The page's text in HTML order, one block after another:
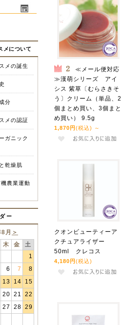
メについて
メの誕生
分
メの認証
ガニック
乾燥肌
農業運動
ー
月 ＞
木 金
土
1
6 7
8
13 14
15
20 21
22
27 28 29
≪メール便対応
≫漢萌シリーズ アイ
シス 紫草〔むらさきそ
う〕クリーム（単品、2
個まとめ買い、3個まと
め買い） 9.5g
1,870円 (税込) ～
クオンビューティーア
クチュアライザー
50ml クレコス
4,180円 (税込)